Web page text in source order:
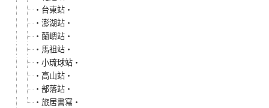
‧台東站‧
‧澎湖站‧
‧蘭嶼站‧
‧馬祖站‧
‧小琉球站‧
‧高山站‧
‧部落站‧
‧旅居書寫‧